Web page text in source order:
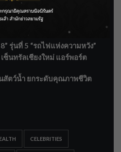
ำ 24 ชม. รับมือฝนสิงหาคม
รุ่นที่ 5 “รถไฟแห่งความหวัง”
นทรัลเชียงใหม่ แอร์พอร์ต
สัตว์น้ำ ยกระดับคุณภาพชีวิต
CELEBRITIES